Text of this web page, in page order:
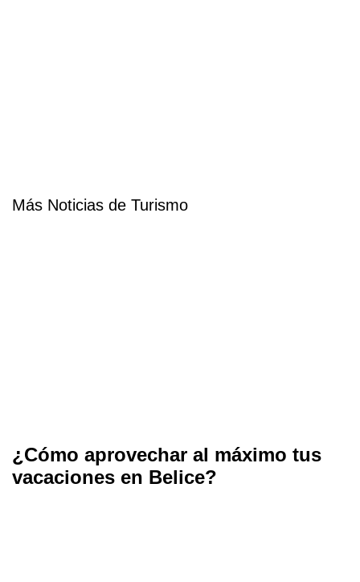
Más Noticias de Turismo
¿Cómo aprovechar al máximo tus
vacaciones en Belice?